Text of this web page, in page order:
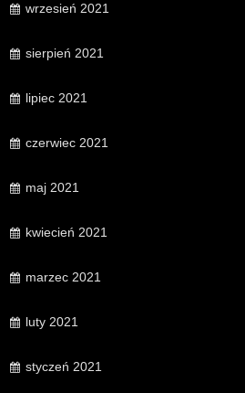
wrzesień 2021
sierpień 2021
lipiec 2021
czerwiec 2021
maj 2021
kwiecień 2021
marzec 2021
luty 2021
styczeń 2021